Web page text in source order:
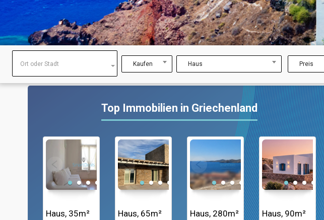
Ort oder Stadt Kaufen Haus Preis
Top Immobilien in Griechenland
Haus, 35m² Haus, 65m² Haus, 280m² Haus, 90m²